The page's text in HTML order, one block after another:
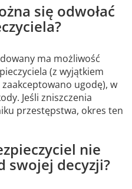
się odwołać
ma możliwość
(z wyjątkiem
ugodę), w
Jeśli zniszczenia
przestępstwa, okres ten
nie
swojej decyzji?